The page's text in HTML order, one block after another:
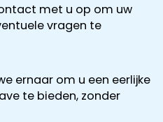
met u op om uw
vragen te
ernaar om u een eerlijke
te bieden, zonder